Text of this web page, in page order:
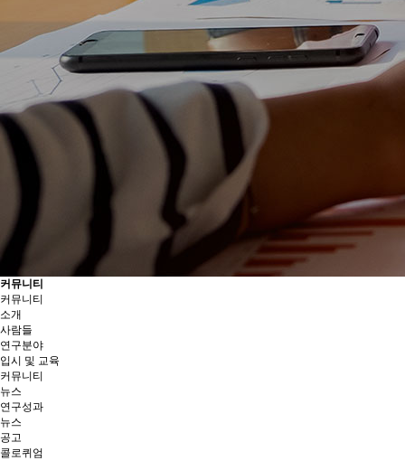
커뮤니티
커뮤니티
소개
사람들
연구분야
입시 및 교육
커뮤니티
뉴스
연구성과
뉴스
공고
콜로퀴엄